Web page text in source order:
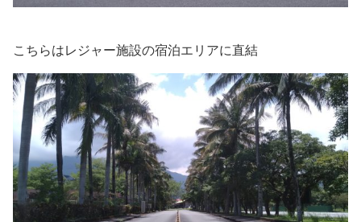
こちらはレジャー施設の宿泊エリアに直結